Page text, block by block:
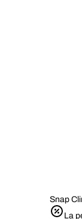
Snap
La